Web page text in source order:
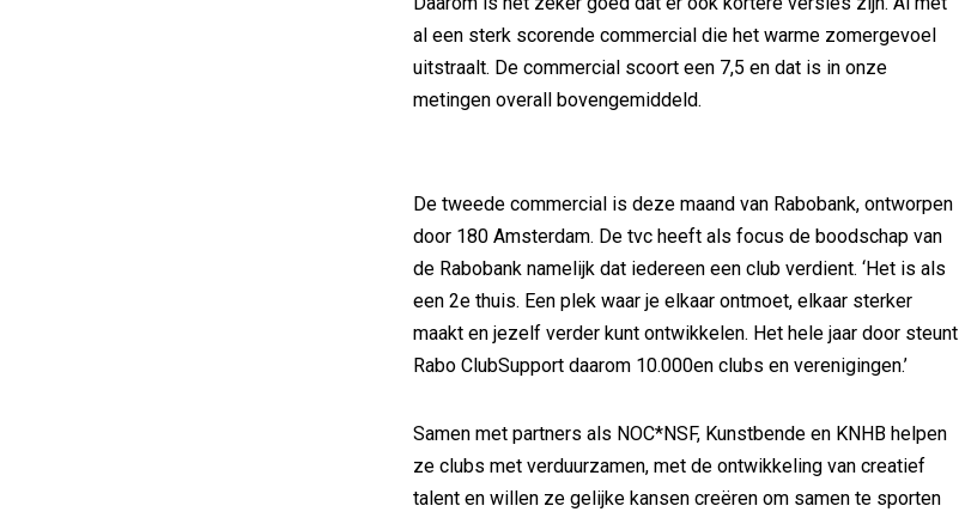
al een sterk scorende commercial die het warme zomergevoel
uitstraalt. De commercial scoort een 7,5 en dat is in onze
metingen overall bovengemiddeld.
De tweede commercial is deze maand van Rabobank, ontworpen
door 180 Amsterdam. De tvc heeft als focus de boodschap van
de Rabobank namelijk dat iedereen een club verdient. ‘Het is als
een 2e thuis. Een plek waar je elkaar ontmoet, elkaar sterker
maakt en jezelf verder kunt ontwikkelen. Het hele jaar door steunt
Rabo ClubSupport daarom 10.000en clubs en verenigingen.’
Samen met partners als NOC*NSF, Kunstbende en KNHB helpen
ze clubs met verduurzamen, met de ontwikkeling van creatief
talent en willen ze gelijke kansen creëren om samen te sporten